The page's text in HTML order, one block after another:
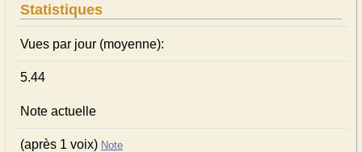
Statistiques
Vues par jour (moyenne):
5.44
Note actuelle
(après 1 voix) Note